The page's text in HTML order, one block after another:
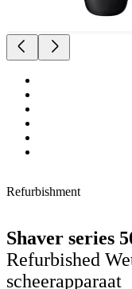
Refurbishment
Shaver series
Refurbished
scheerapparaat